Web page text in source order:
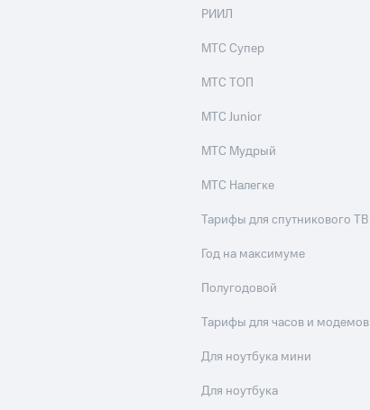
РИИЛ
МТС Супер
МТС ТОП
МТС Junior
МТС Мудрый
МТС Налегке
Тарифы для спутникового ТВ
Год на максимуме
Полугодовой
Тарифы для часов и модемов
Для ноутбука мини
Для ноутбука